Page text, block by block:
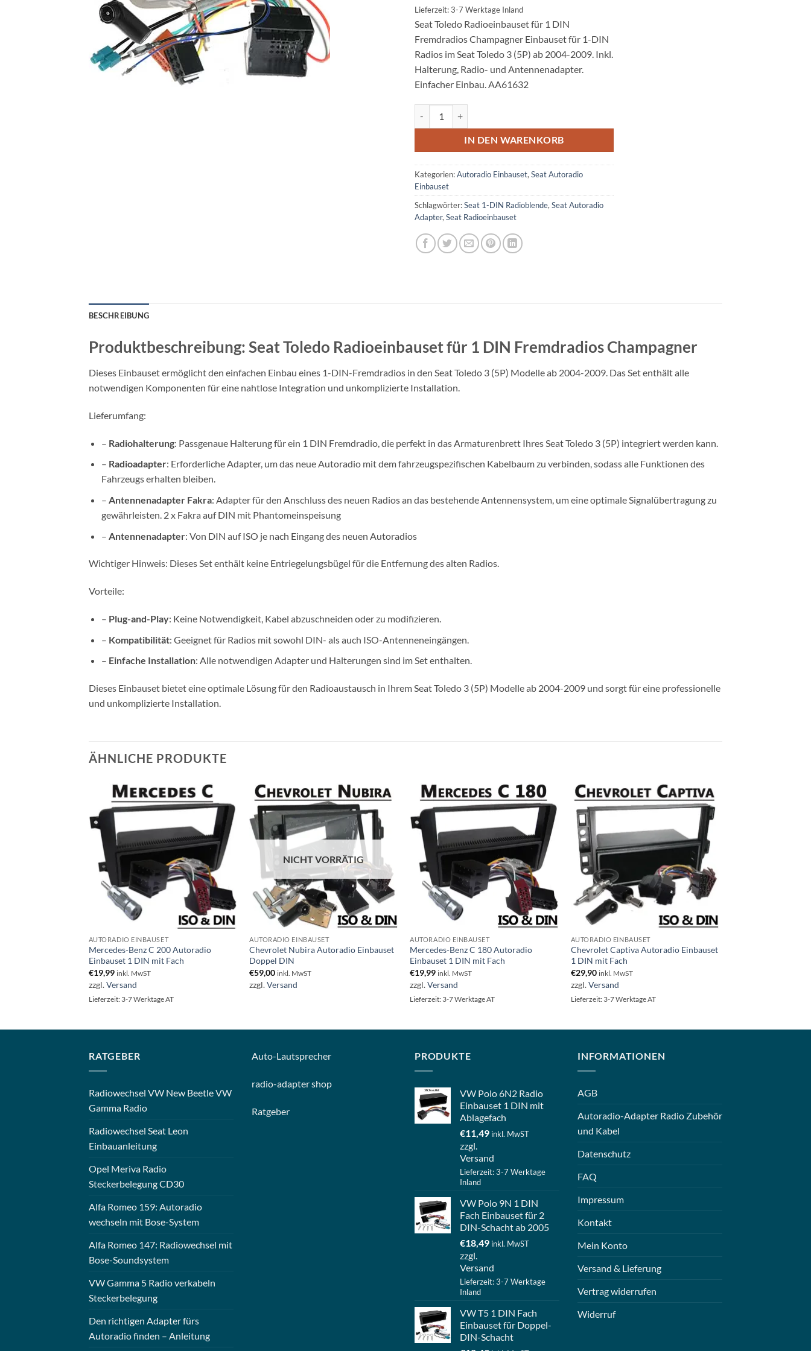
Lieferzeit: 3-7 Werktage Inland
Seat Toledo Radioeinbauset für 1 DIN
Fremdradios Champagner Einbauset für 1-DIN
Radios im Seat Toledo 3 (5P) ab 2004-2009. Inkl.
Halterung, Radio- und Antennenadapter.
Einfacher Einbau. AA61632
IN DEN WARENKORB
Kategorien:Autoradio Einbauset, Seat Autoradio
Einbauset
Schlagwörter:Seat 1-DIN Radioblende, Seat Autoradio
Adapter, Seat Radioeinbauset
BESCHREIBUNG
Produktbeschreibung: Seat Toledo Radioeinbauset für 1 DIN Fremdradios Champagner
Dieses Einbauset ermöglicht den einfachen Einbau eines 1-DIN-Fremdradios in den Seat Toledo 3 (5P) Modelle ab 2004-2009. Das Set enthält alle
notwendigen Komponenten für eine nahtlose Integration und unkomplizierte Installation.
Lieferumfang:
– Radiohalterung: Passgenaue Halterung für ein 1 DIN Fremdradio, die perfekt in das Armaturenbrett Ihres Seat Toledo 3 (5P) integriert werden kann.
– Radioadapter: Erforderliche Adapter, um das neue Autoradio mit dem fahrzeugspezifischen Kabelbaum zu verbinden, sodass alle Funktionen des
Fahrzeugs erhalten bleiben.
– Antennenadapter Fakra: Adapter für den Anschluss des neuen Radios an das bestehende Antennensystem, um eine optimale Signalübertragung zu
gewährleisten. 2 x Fakra auf DIN mit Phantomeinspeisung
– Antennenadapter: Von DIN auf ISO je nach Eingang des neuen Autoradios
Wichtiger Hinweis: Dieses Set enthält keine Entriegelungsbügel für die Entfernung des alten Radios.
Vorteile:
– Plug-and-Play: Keine Notwendigkeit, Kabel abzuschneiden oder zu modifizieren.
– Kompatibilität: Geeignet für Radios mit sowohl DIN- als auch ISO-Antenneneingängen.
– Einfache Installation: Alle notwendigen Adapter und Halterungen sind im Set enthalten.
Dieses Einbauset bietet eine optimale Lösung für den Radioaustausch in Ihrem Seat Toledo 3 (5P) Modelle ab 2004-2009 und sorgt für eine professionelle
und unkomplizierte Installation.
ÄHNLICHE PRODUKTE
AUTORADIO EINBAUSET
Mercedes-Benz C 200 Autoradio
Einbauset 1 DIN mit Fach
€19,99 inkl. MwST
zzgl.Versand
Lieferzeit: 3-7 Werktage AT
NICHT VORRÄTIG
AUTORADIO EINBAUSET
Chevrolet Nubira Autoradio Einbauset
Doppel DIN
€59,00 inkl. MwST
zzgl.Versand
AUTORADIO EINBAUSET
Mercedes-Benz C 180 Autoradio
Einbauset 1 DIN mit Fach
€19,99 inkl. MwST
zzgl.Versand
Lieferzeit: 3-7 Werktage AT
AUTORADIO EINBAUSET
Chevrolet Captiva Autoradio Einbauset
1 DIN mit Fach
€29,90 inkl. MwST
zzgl.Versand
Lieferzeit: 3-7 Werktage AT
RATGEBER
Radiowechsel VW New Beetle VW
Gamma Radio
Radiowechsel Seat Leon
Einbauanleitung
Opel Meriva Radio
Steckerbelegung CD30
Alfa Romeo 159: Autoradio
wechseln mit Bose-System
Alfa Romeo 147: Radiowechsel mit
Bose-Soundsystem
VW Gamma 5 Radio verkabeln
Steckerbelegung
Den richtigen Adapter fürs
Autoradio finden – Anleitung
Auto-Lautsprecher
radio-adapter shop
Ratgeber
PRODUKTE
VW Polo 6N2 Radio
Einbauset 1 DIN mit
Ablagefach
€11,49 inkl. MwST
zzgl.
Versand
Lieferzeit: 3-7 Werktage
Inland
VW Polo 9N 1 DIN
Fach Einbauset für 2
DIN-Schacht ab 2005
€18,49 inkl. MwST
zzgl.
Versand
Lieferzeit: 3-7 Werktage
Inland
VW T5 1 DIN Fach
Einbauset für Doppel-
DIN-Schacht
INFORMATIONEN
AGB
Autoradio-Adapter Radio Zubehör
und Kabel
Datenschutz
FAQ
Impressum
Kontakt
Mein Konto
Versand & Lieferung
Vertrag widerrufen
Widerruf